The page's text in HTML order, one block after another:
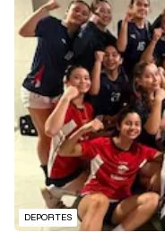
DEPORTES